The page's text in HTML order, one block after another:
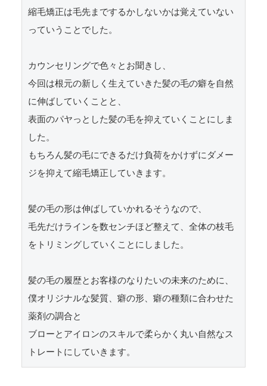
縮毛矯正は毛先までするかしないかは覚えていない
っていうことでした。
カウンセリングで色々とお聞きし、
今回は根元の新しく生えていきた髪の毛の癖を自然
に伸ばしていくことと、
表面のパヤっとした髪の毛を抑えていくことにしま
した。
もちろん髪の毛にできるだけ負荷をかけずにダメー
ジを抑えて縮毛矯正していきます。
髪の毛の形は伸ばしていかれるそうなので、
毛先だけラインを数センチほど整えて、全体の枝毛
をトリミングしていくことにしました。
髪の毛の履歴とお客様のなりたいの未来のために、
僕オリジナルな髪質、癖の形、癖の種類に合わせた
薬剤の調合と
ブローとアイロンのスキルで柔らかく丸い自然なス